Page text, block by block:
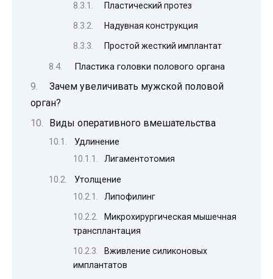
Пластический протез
Надувная конструкция
Простой жесткий имплантат
Пластика головки полового органа
Зачем увеличивать мужской половой
орган?
Виды оперативного вмешательства
Удлинение
Лигаментотомия
Утолщение
Липофилинг
Микрохирургическая мышечная
трансплантация
Вживление силиконовых
имплантатов